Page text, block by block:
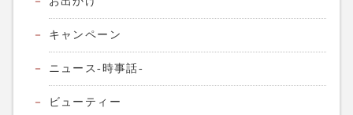
キャンペーン
ニュース-時事話-
ビューティー